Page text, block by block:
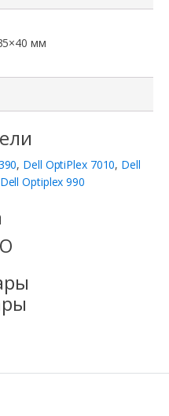
мм
, Dell OptiPlex 7010, Dell
Dell Optiplex 990